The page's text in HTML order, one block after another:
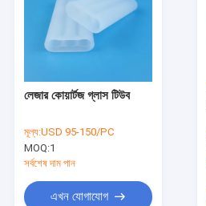
লেজার কোয়ার্টজ গ্লাস টিউব
মূল্য:USD 95-150/PC
MOQ:1
সর্বশেষ দাম পান
এখন যোগাযোগ